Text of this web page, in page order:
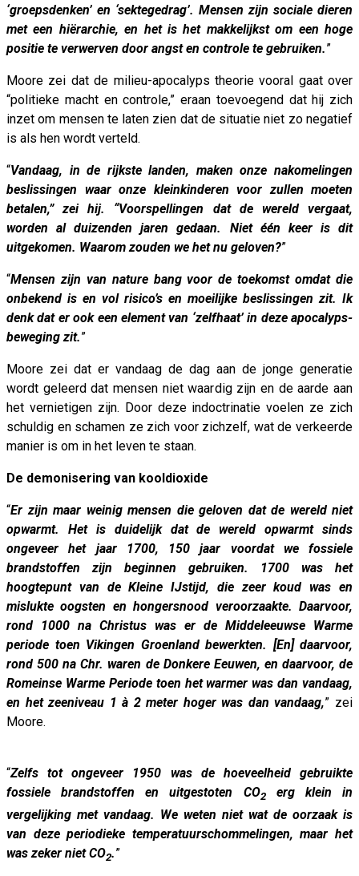
‘groepsdenken’ en ‘sektegedrag’. Mensen zijn sociale dieren
met een hiërarchie, en het is het makkelijkst om een hoge
positie te verwerven door angst en controle te gebruiken.”
Moore zei dat de milieu-apocalyps theorie vooral gaat over
“politieke macht en controle,” eraan toevoegend dat hij zich
inzet om mensen te laten zien dat de situatie niet zo negatief
is als hen wordt verteld.
“Vandaag, in de rijkste landen, maken onze nakomelingen
beslissingen waar onze kleinkinderen voor zullen moeten
betalen,” zei hij. “Voorspellingen dat de wereld vergaat,
worden al duizenden jaren gedaan. Niet één keer is dit
uitgekomen. Waarom zouden we het nu geloven?”
“Mensen zijn van nature bang voor de toekomst omdat die
onbekend is en vol risico’s en moeilijke beslissingen zit. Ik
denk dat er ook een element van ‘zelfhaat’ in deze apocalyps-
beweging zit.”
Moore zei dat er vandaag de dag aan de jonge generatie
wordt geleerd dat mensen niet waardig zijn en de aarde aan
het vernietigen zijn. Door deze indoctrinatie voelen ze zich
schuldig en schamen ze zich voor zichzelf, wat de verkeerde
manier is om in het leven te staan.
De demonisering van kooldioxide
“Er zijn maar weinig mensen die geloven dat de wereld niet
opwarmt. Het is duidelijk dat de wereld opwarmt sinds
ongeveer het jaar 1700, 150 jaar voordat we fossiele
brandstoffen zijn beginnen gebruiken. 1700 was het
hoogtepunt van de Kleine IJstijd, die zeer koud was en
mislukte oogsten en hongersnood veroorzaakte. Daarvoor,
rond 1000 na Christus was er de Middeleeuwse Warme
periode toen Vikingen Groenland bewerkten. [En] daarvoor,
rond 500 na Chr. waren de Donkere Eeuwen, en daarvoor, de
Romeinse Warme Periode toen het warmer was dan vandaag,
en het zeeniveau 1 à 2 meter hoger was dan vandaag,” zei
Moore.
“Zelfs tot ongeveer 1950 was de hoeveelheid gebruikte
fossiele brandstoffen en uitgestoten CO2erg klein in
vergelijking met vandaag. We weten niet wat de oorzaak is
van deze periodieke temperatuurschommelingen, maar het
was zeker niet CO2.”